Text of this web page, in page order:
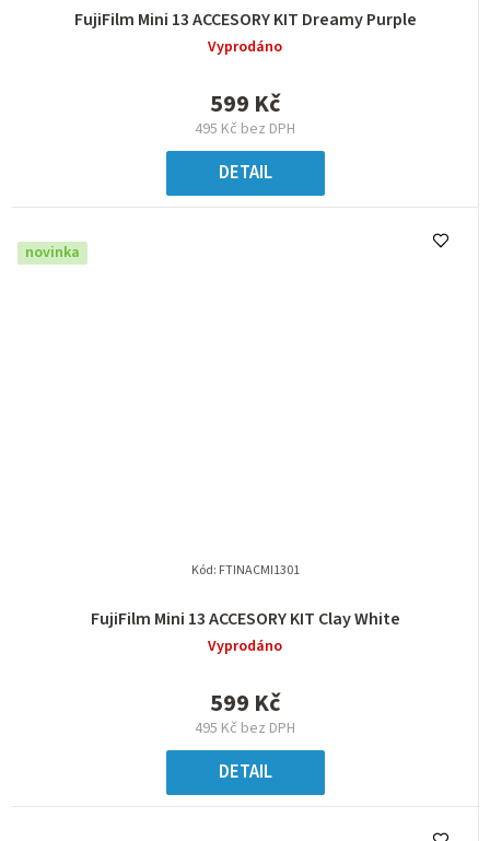
FujiFilm Mini 13 ACCESORY KIT Dreamy Purple
Vyprodáno
495 Kč bez DPH
599 Kč
DETAIL
novinka
FujiFilm Mini 13 ACCESORY KIT Clay White
Vyprodáno
495 Kč bez DPH
599 Kč
DETAIL
Kód: FTINACMI1301